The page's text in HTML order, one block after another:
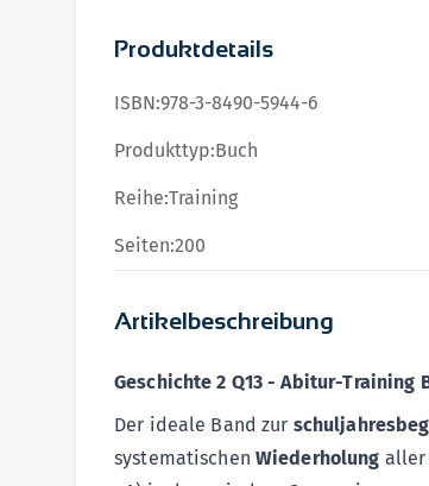
Artikelbeschreibung
Geschichte 2 Q13 - Abitur-Training
Der ideale Band zur
systematischen Wiederholung aller
Produktdetails
ISBN:978-3-8490-5944-6
Produkttyp:Buch
Reihe:Training
Seiten:200